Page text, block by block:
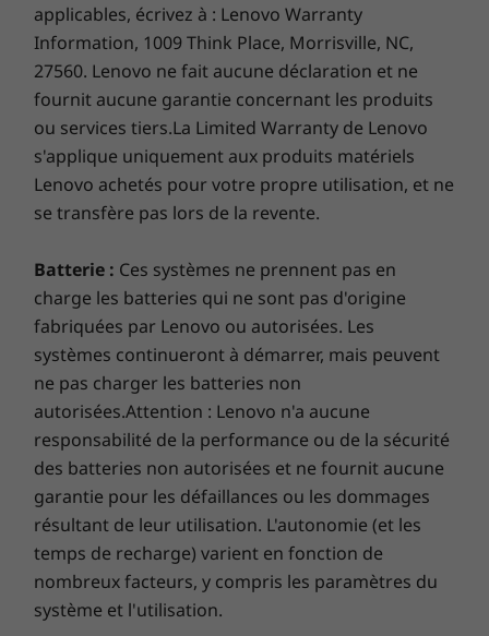
Lorsque vous êtes en déplacement, vous devez
pouvoir compter sur la connectivité. Le WiFi 6
ultra-rapide vous garde en ligne lorsque le WiFi
est disponible. Mais lorsque ce n’est pas le cas,
le 5G WWAN en option vous permet de
fonctionner partout où il y a un service
cellulaire*. Ne vous souciez jamais d’être
connecté au WiFi ou d’avoir à rester à portée
de sa portée.
* La disponibilité WWAN en option varie selon la région et doit
être configurée au moment de l’achat; de plus, elle nécessite un
fournisseur de services réseau.
nombreux facteurs, tels que la capacité de traitement des appareils
hôtes/périphériques, les attributs des fichiers, la configuration du système
et les environnements d’exploitation; les vitesses réelles varient et peuvent
être inférieures à celles attendues.
Station d’accueil prise en charge
Câble USB 3.2
Station d’accueil mécanique latérale
Stations d’accueil vendues séparément.
Ce qui est dans la boîte
ThinkPad T14s Gen 2 AMD
Adaptateur secteur de 65 W4 cellules 57 Wh
Batterie interne
Guide de démarrage rapide
Plus d'informations
Liste complète des spécifications pour les numéros de
pièces commençant par 20XF disponible ici
*Toutes les spécifications ne sont pas disponibles sur
applicables, écrivez à : Lenovo Warranty
Information, 1009 Think Place, Morrisville, NC,
27560. Lenovo ne fait aucune déclaration et ne
fournit aucune garantie concernant les produits
ou services tiers.La Limited Warranty de Lenovo
s'applique uniquement aux produits matériels
Lenovo achetés pour votre propre utilisation, et ne
se transfère pas lors de la revente.
Batterie : Ces systèmes ne prennent pas en
charge les batteries qui ne sont pas d'origine
fabriquées par Lenovo ou autorisées. Les
systèmes continueront à démarrer, mais peuvent
ne pas charger les batteries non
autorisées.Attention : Lenovo n'a aucune
responsabilité de la performance ou de la sécurité
des batteries non autorisées et ne fournit aucune
garantie pour les défaillances ou les dommages
résultant de leur utilisation. L'autonomie (et les
temps de recharge) varient en fonction de
nombreux facteurs, y compris les paramètres du
système et l'utilisation.